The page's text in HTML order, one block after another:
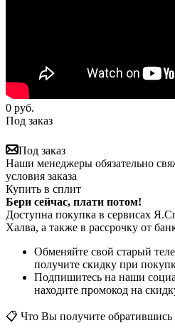
0 руб.
Под заказ
Под заказ
Наши менеджеры обязательно
условия заказа
Купить в сплит
Бери сейчас, плати потом!
Доступна покупка в сервисах
Халва, а также в рассрочку от
Обменяйте свой старый
получите скидку при
Подпишитесь на наши
находите промокод на
📋 Что Вы получите обратившись